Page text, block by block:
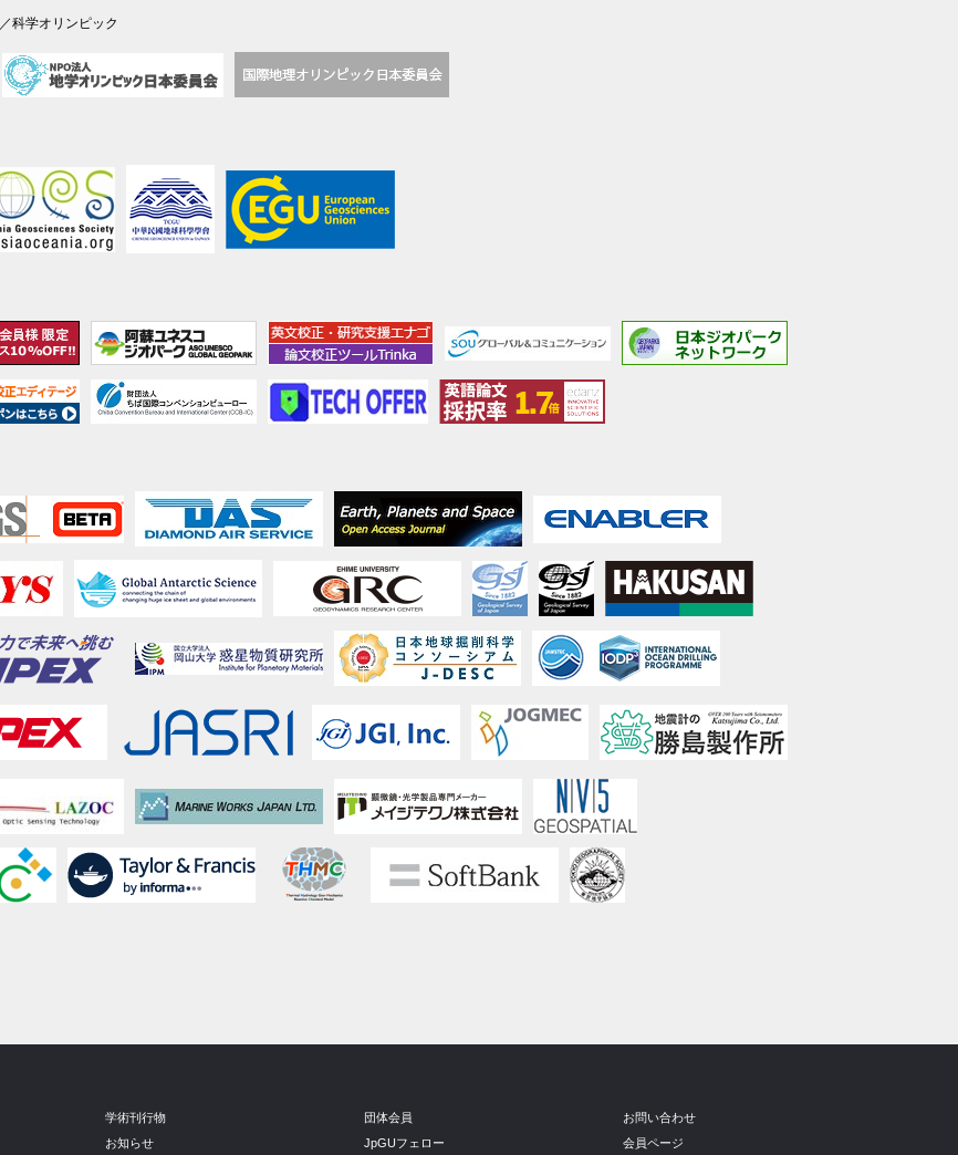
／科学オリンピック
学術刊行物
お知らせ
団体会員
JpGUフェロー
お問い合わせ
会員ページ